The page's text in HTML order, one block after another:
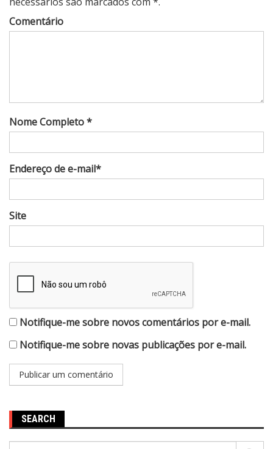
Comentário
Nome Completo *
Endereço de e-mail*
Site
Notifique-me sobre novos comentários por e-mail.
Notifique-me sobre novas publicações por e-mail.
SEARCH